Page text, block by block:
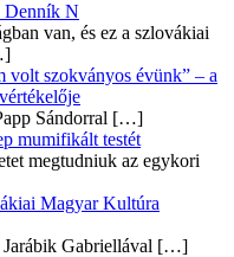
Denník N
van, és ez a szlovákiai
volt szokványos évünk” – a
Sándorral […]
mumifikált testét
megtudniuk az egykori
Magyar Kultúra
Gabriellával […]